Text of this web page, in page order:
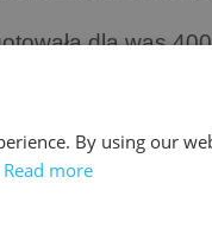
dla was
świata.
każdego z
By using our
Read more